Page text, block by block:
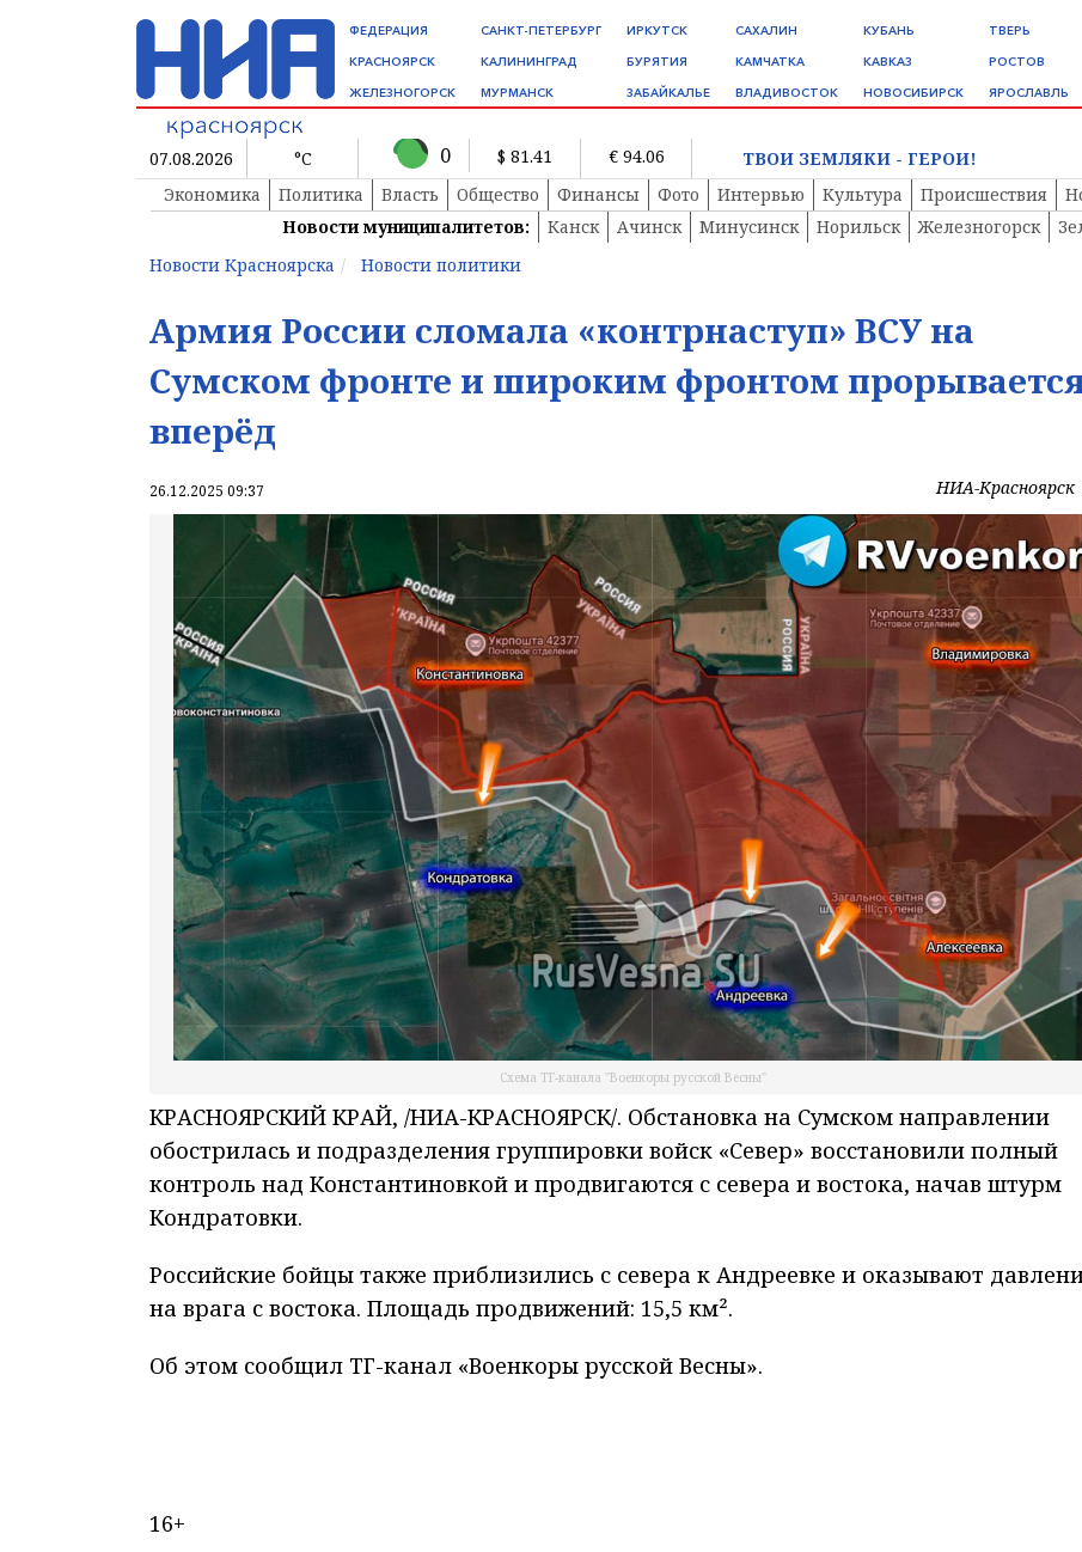
ФЕДЕРАЦИЯ
КРАСНОЯРСК
ЖЕЛЕЗНОГОРСК
САНКТ-ПЕТЕРБУРГ
КАЛИНИНГРАД
МУРМАНСК
ИРКУТСК
БУРЯТИЯ
ЗАБАЙКАЛЬЕ
САХАЛИН
КАМЧАТКА
ВЛАДИВОСТОК
КУБАНЬ
КАВКАЗ
НОВОСИБИРСК
ТВЕРЬ
РОСТОВ
ЯРОСЛАВЛЬ
07.08.2026 °C 0 $ 81.41 € 94.06
ТВОИ ЗЕМЛЯКИ - ГЕРОИ!
Экономика
Политика Власть Общество Финансы Фото Интервью Культура Происшествия
Новости муниципалитетов:
Канск Ачинск Минусинск Норильск Железногорск
Новости Красноярска
Новости политики
Армия России сломала «контрнаступ» ВСУ на
Сумском фронте и широким фронтом
вперёд
26.12.2025 09:37 НИА-Красноярск
Схема ТГ-канала "Военкоры русской Весны"
КРАСНОЯРСКИЙ КРАЙ, /НИА-КРАСНОЯРСК/. Обстановка на Сумском направлении
обострилась и подразделения группировки войск «Север» восстановили полный
контроль над Константиновкой и продвигаются с севера и востока, начав штурм
Кондратовки.
Российские бойцы также приблизились с севера к Андреевке и оказывают
на врага с востока. Площадь продвижений: 15,5 км².
Об этом сообщил ТГ-канал «Военкоры русской Весны».
16+